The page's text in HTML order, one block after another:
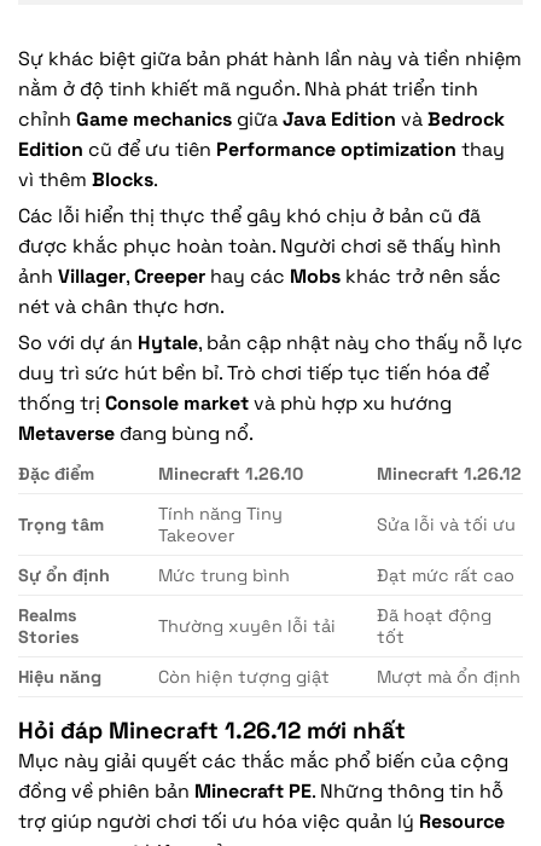
Sự khác biệt giữa bản phát hành lần này và tiền nhiệm
nằm ở độ tinh khiết mã nguồn. Nhà phát triển tinh
chỉnh Game mechanics giữaJava Edition vàBedrock
Edition cũ để ưu tiên Performance optimization thay
vì thêm Blocks.
Các lỗi hiển thị thực thể gây khó chịu ở bản cũ đã
được khắc phục hoàn toàn. Người chơi sẽ thấy hình
ảnh Villager,Creeper hay các Mobs khác trở nên sắc
nét và chân thực hơn.
So với dự án Hytale, bản cập nhật này cho thấy nỗ lực
duy trì sức hút bền bỉ. Trò chơi tiếp tục tiến hóa để
thống trị Console marketvà phù hợp xu hướng
Metaverse đang bùng nổ.
Đặc điểm Minecraft 1.26.10 Minecraft 1.26.12
Trọng tâm
Tính năng Tiny
Takeover
Sửa lỗi và tối ưu
Sự ổn định Mức trung bình
Đạt mức rất cao
Realms
Stories
Thường xuyên lỗi tải
Đã hoạt động
tốt
Hiệu năng
Còn hiện tượng giật Mượt mà ổn định
Hỏi đáp Minecraft 1.26.12 mới nhất
Mục này giải quyết các thắc mắc phổ biến của cộng
đồng về phiên bản Minecraft PE. Những thông tin hỗ
trợ giúp người chơi tối ưu hóa việc quản lý Resource